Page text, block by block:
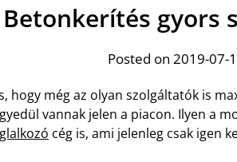
Betonkerítés gyors
Posted on 2019-07-
hogy még az olyan szolgáltatók is
vannak jelen a piacon. Ilyen a
cég is, ami jelenleg csak igen